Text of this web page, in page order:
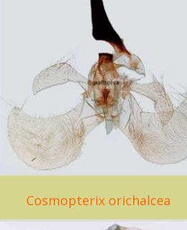
Cosmopterix orichalcea